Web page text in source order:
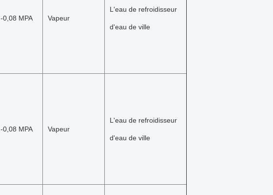
-0,08 MPA Vapeur
L'eau de refroidisseur
d'eau de ville
-0,08 MPA Vapeur
L'eau de refroidisseur
d'eau de ville